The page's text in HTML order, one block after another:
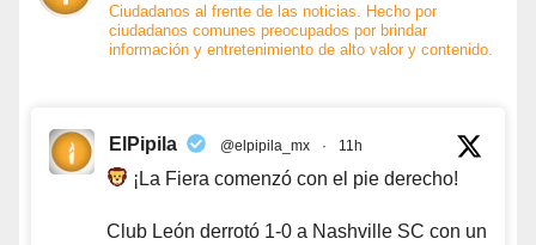
Ciudadanos al frente de las noticias. Hecho por
ciudadanos comunes preocupados por brindar
información y entretenimiento de alto valor y contenido.
ElPipila @elpipila_mx · 11h
¡La Fiera comenzó con el pie derecho!
Club León derrotó 1-0 a Nashville SC con un